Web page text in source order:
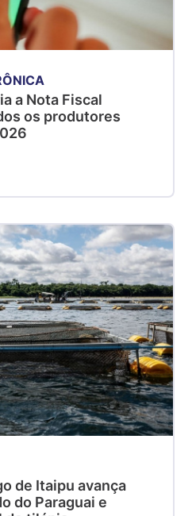
a Nota Fiscal
os produtores
de Itaipu avança
do Paraguai e